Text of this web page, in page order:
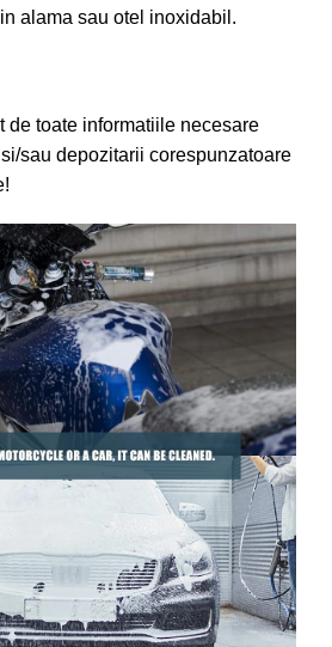
alama sau otel inoxidabil.
de toate informatiile necesare
sau depozitarii corespunzatoare